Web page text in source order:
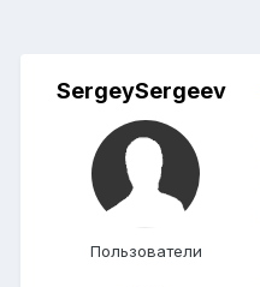
SergeySergeev
Пользователи